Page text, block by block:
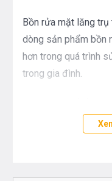
Bồn rửa mặt lăng
dòng sản phẩm bồn
hơn trong quá trình
trong gia đình.
những nét thon
tiện dụng hơn hằng